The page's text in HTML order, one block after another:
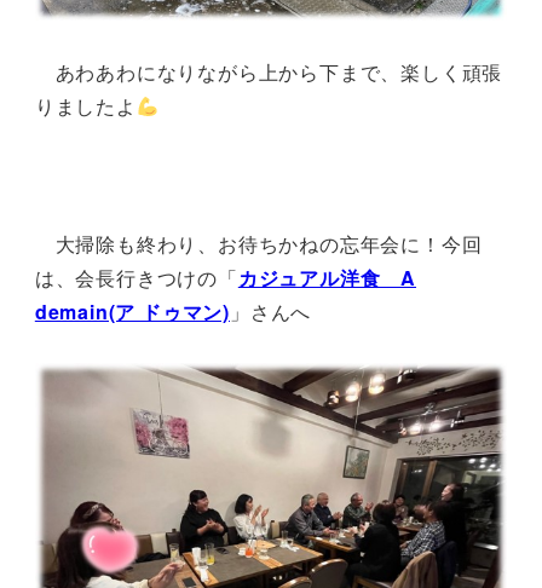
あわあわになりながら上から下まで、楽しく頑張
りましたよ
大掃除も終わり、お待ちかねの忘年会に！今回
は、会長行きつけの「カジュアル洋食 A
demain(ア ドゥマン) 」さんへ